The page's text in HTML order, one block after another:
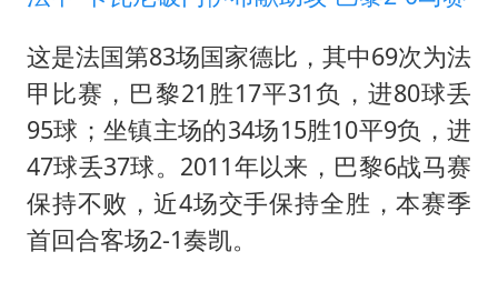
这是法国第83场国家德比，其中69次为法
甲比赛，巴黎21胜17平31负，进80球丢
95球；坐镇主场的34场15胜10平9负，进
47球丢37球。2011年以来，巴黎6战马赛
保持不败，近4场交手保持全胜，本赛季
首回合客场2-1奏凯。